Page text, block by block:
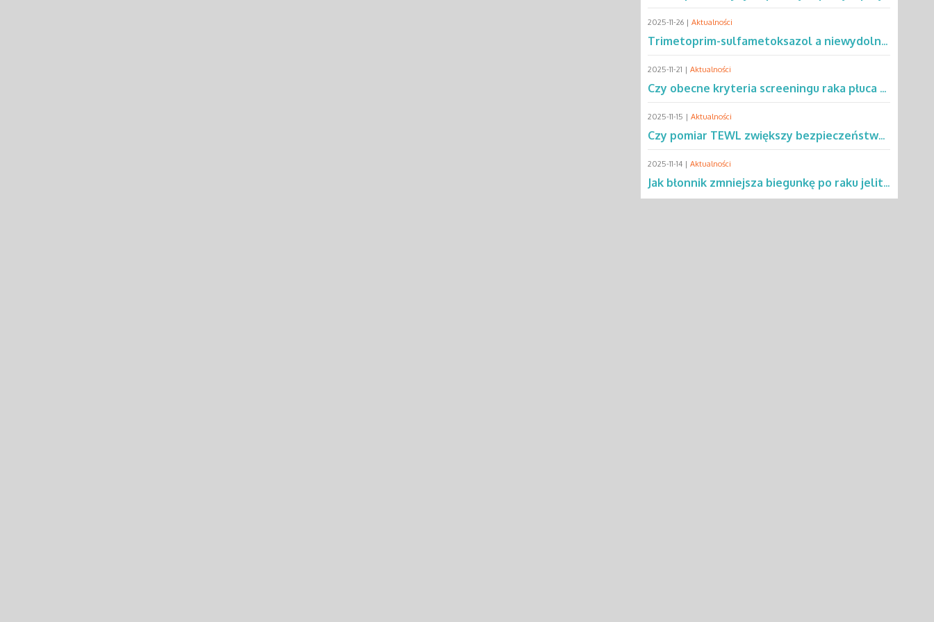
2025-11-26 | Aktualności
Trimetoprim-sulfametoksazol a niewydolność oddechowa – co mówią dane?
2025-11-21 | Aktualności
Czy obecne kryteria screeningu raka płuca wykluczają 2/3 pacjentów?
2025-11-15 | Aktualności
Czy pomiar TEWL zwiększy bezpieczeństwo testów alergicznych u dzieci?
2025-11-14 | Aktualności
Jak błonnik zmniejsza biegunkę po raku jelita grubego?